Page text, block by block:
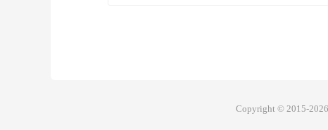
Copyright © 2015-2026